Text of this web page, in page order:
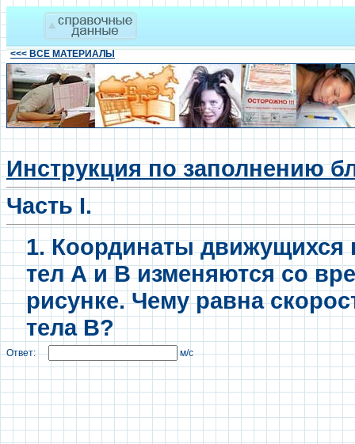
<<< ВСЕ МАТЕРИАЛЫ
Инструкция по заполнению
Часть I.
1. Координаты
тел А и В изменяются со
рисунке. Чему равна
тела В?
Ответ: м/с